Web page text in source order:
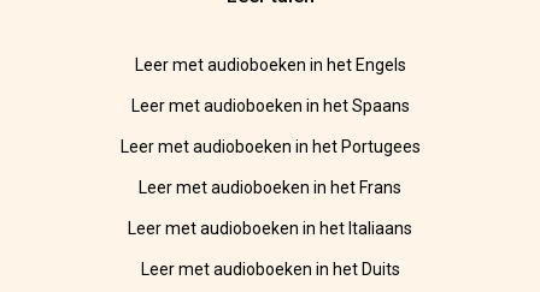
Leer met audioboeken in het Engels
Leer met audioboeken in het Spaans
Leer met audioboeken in het Portugees
Leer met audioboeken in het Frans
Leer met audioboeken in het Italiaans
Leer met audioboeken in het Duits